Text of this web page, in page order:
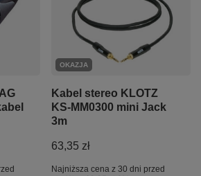
OKAZJA
Kabel stereo KLOTZ
KS-MM0300 mini Jack
3m
63,35 zł
Najniższa cena z 30 dni przed